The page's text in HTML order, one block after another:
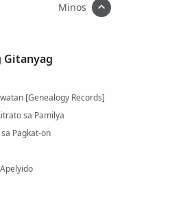
Minos
Gitanyag
[Genealogy Records]
sa Pamilya
Pagkat-on